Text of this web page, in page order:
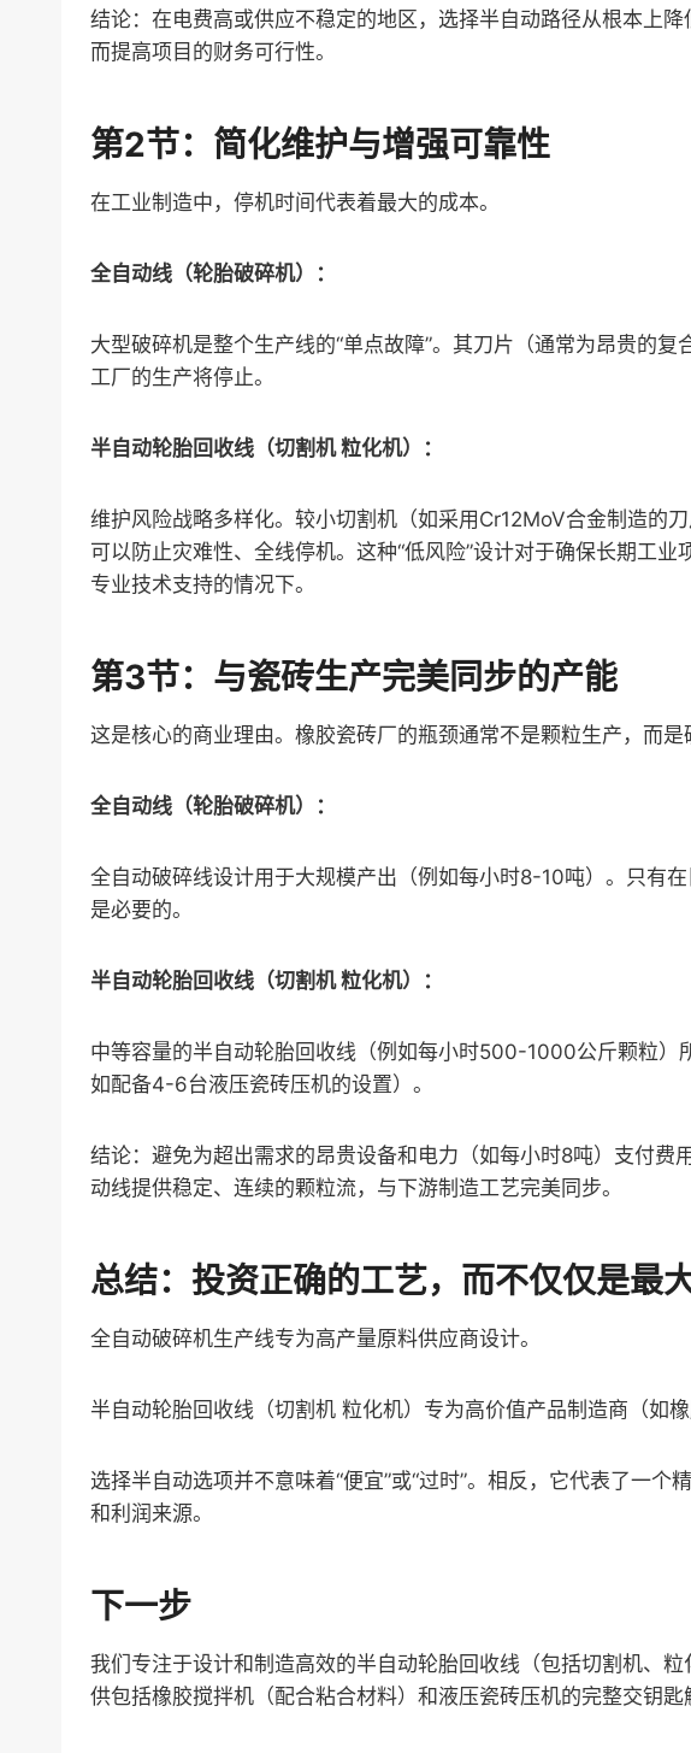
结论：在电费高或供应不稳定的地区，选择半自动路径从根本上
而提高项目的财务可行性。
第2节：简化维护与增强可靠性
在工业制造中，停机时间代表着最大的成本。
全自动线（轮胎破碎机）：
大型破碎机是整个生产线的“单点故障”。其刀片（通常为昂贵的
工厂的生产将停止。
半自动轮胎回收线（切割机 粒化机）：
维护风险战略多样化。较小切割机（如采用Cr12MoV合金制造的
可以防止灾难性、全线停机。这种“低风险”设计对于确保长期工
专业技术支持的情况下。
第3节：与瓷砖生产完美同步的产能
这是核心的商业理由。橡胶瓷砖厂的瓶颈通常不是颗粒生产，而是
全自动线（轮胎破碎机）：
全自动破碎线设计用于大规模产出（例如每小时8-10吨）。只有
是必要的。
半自动轮胎回收线（切割机 粒化机）：
中等容量的半自动轮胎回收线（例如每小时500-1000公斤颗粒）
如配备4-6台液压瓷砖压机的设置）。
结论：避免为超出需求的昂贵设备和电力（如每小时8吨）支付费
动线提供稳定、连续的颗粒流，与下游制造工艺完美同步。
总结：投资正确的工艺，而不仅仅是最
全自动破碎机生产线专为高产量原料供应商设计。
半自动轮胎回收线（切割机 粒化机）专为高价值产品制造商（如橡
选择半自动选项并不意味着“便宜”或“过时”。相反，它代表了一
和利润来源。
下一步
我们专注于设计和制造高效的半自动轮胎回收线（包括切割机、
供包括橡胶搅拌机（配合粘合材料）和液压瓷砖压机的完整交钥匙